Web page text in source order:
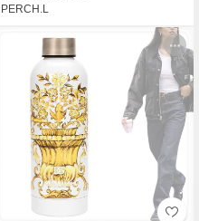
PERCH.L